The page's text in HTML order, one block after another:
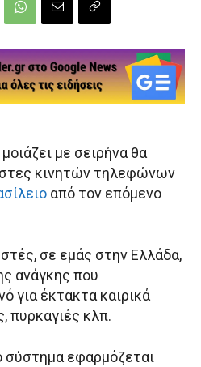
με σειρήνα θα
κινητών τηλεφώνων
από τον επόμενο
σε εμάς στην Ελλάδα,
ανάγκης που
για έκτακτα καιρικά
πυρκαγιές κλπ.
σύστημα εφαρμόζεται